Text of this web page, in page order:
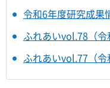
令和6年度研究成果
ふれあいvol.78（令
ふれあいvol.77（令